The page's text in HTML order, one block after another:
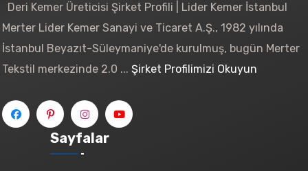
Deri Kemer Üreticisi Şirket Profili | Lider Kemer İstanbul
Merter Lider Kemer Sanayi ve Ticaret A.Ş., 1982 yılında
İstanbul Beyazıt-Süleymaniye'de kurulmuş, bugün Merter
Tekstil merkezinde 2.0 ... Şirket Profilimizi Okuyun
Sayfalar